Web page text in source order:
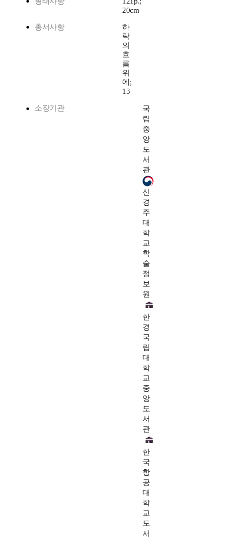
20cm
총서사항
하
락
의
흐
름
위
에;
13
소장기관
국
립
중
앙
도
서
관
신
경
주
대
학
교
학
술
정
보
원
한
경
국
립
대
학
교
중
앙
도
서
관
한
국
항
공
대
학
교
도
서